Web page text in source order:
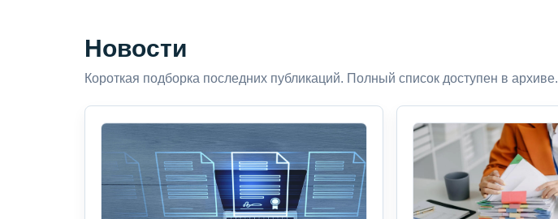
Новости
Короткая подборка последних публикаций. Полный список доступен в архиве.